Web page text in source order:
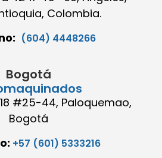
Colombia.
(604) 4448266
Bogotá
#25-44, Paloquemao,
Bogotá
+57 (601) 5333216